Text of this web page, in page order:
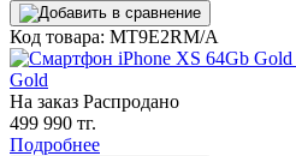
Код товара: MT9E2RM/A
Gold
На заказ Распродано
499 990 тг.
Подробнее